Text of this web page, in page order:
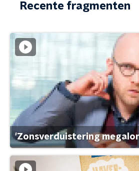
Recente fragmenten
'Zonsverduistering